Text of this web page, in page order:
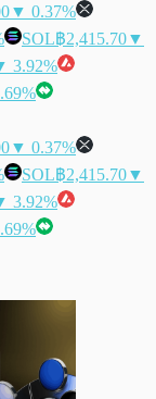
▼ 0.37%
SOL฿2,415.70▼
3.92%
▼ 0.37%
SOL฿2,415.70▼
3.92%